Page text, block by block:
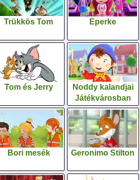
Trükkös Tom Eperke
Tom és Jerry
Noddy kalandjai
Játékvárosban
Bori mesék Geronimo Stilton